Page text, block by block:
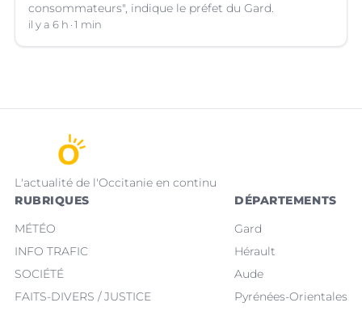
consommateurs", indique le préfet du Gard.
il y a 6 h 1 min
L'actualité de l'Occitanie en continu
RUBRIQUES
MÉTÉO
INFO TRAFIC
SOCIÉTÉ
FAITS-DIVERS / JUSTICE
DÉPARTEMENTS
Gard
Hérault
Aude
Pyrénées-Orientales